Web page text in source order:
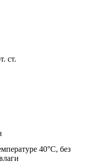
ст.
40°С, без